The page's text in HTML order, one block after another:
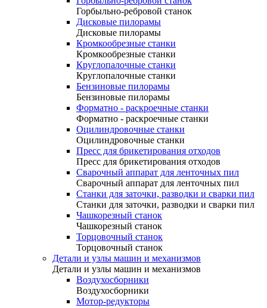
Горбыльно-ребровой станок
Дисковые пилорамы
Дисковые пилорамы
Кромкообрезные станки
Кромкообрезные станки
Круглопалочные станки
Круглопалочные станки
Бензиновые пилорамы
Бензиновые пилорамы
Форматно - раскроечные станки
Форматно - раскроечные станки
Оцилиндровочные станки
Оцилиндровочные станки
Пресс для брикетирования отходов
Пресс для брикетирования отходов
Сварочный аппарат для ленточных пил
Сварочный аппарат для ленточных пил
Станки для заточки, разводки и сварки пил
Станки для заточки, разводки и сварки пил
Чашкорезный станок
Чашкорезный станок
Торцовочный станок
Торцовочный станок
Детали и узлы машин и механизмов
Детали и узлы машин и механизмов
Воздухосборники
Воздухосборники
Мотор-редукторы